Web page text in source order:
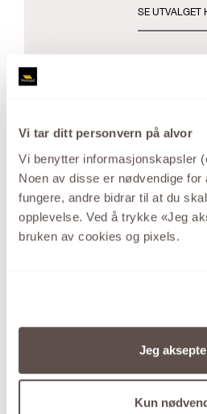
Vi tar ditt personvern på alvor
Vi benytter informasjonskapsler
Noen av disse er nødvendige for
fungere, andre bidrar til at du
opplevelse. Ved å trykke «Jeg
bruken av cookies og pixels.
Jeg
Kun
SE UTVALGET
MG
med